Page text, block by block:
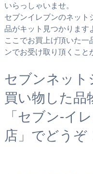
いらっしゃいませ。
セブンイレブンのネット
品がキット見つかります
ここでお買上げ頂いた一
ンでお受け取り頂くこと
セブンネット
買い物した品
「セブン‐イ
店」でどうぞ